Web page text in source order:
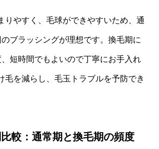
りやすく、毛球ができやすいため、通
ブラッシングが理想です。換毛期に
短時間でもよいので丁寧にお手入れ
毛を減らし、毛玉トラブルを予防でき
較：通常期と換毛期の頻度